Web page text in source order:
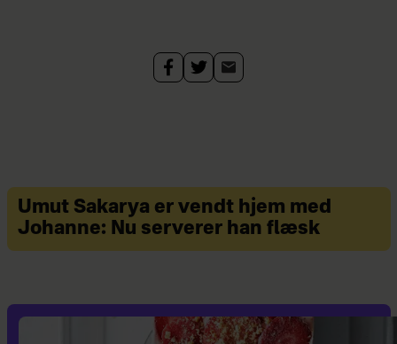
Umut Sakarya er vendt hjem med
Johanne: Nu serverer han flæsk